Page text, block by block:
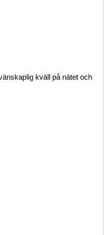
kväll på nätet och